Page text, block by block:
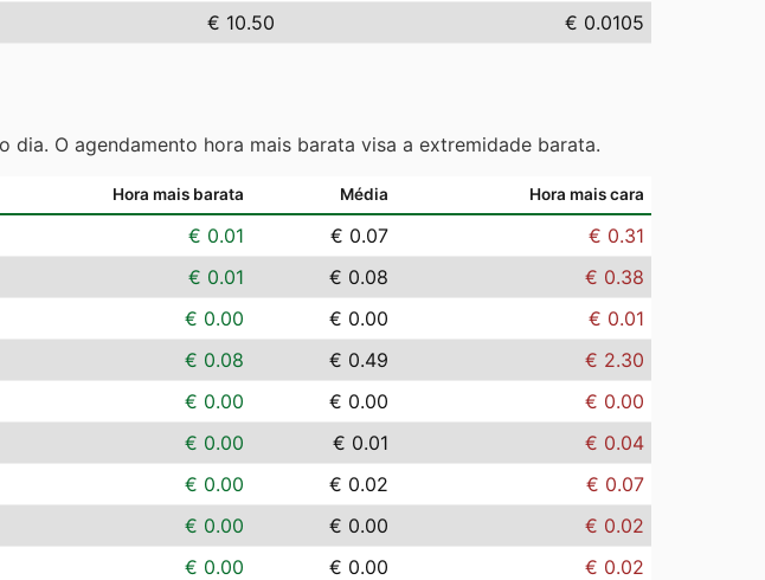
€ 10.50 € 0.0105
O agendamento hora mais barata visa a extremidade barata.
Hora mais barata Média Hora mais cara
€ 0.01 € 0.07
€ 0.31
€ 0.01 € 0.08
€ 0.38
€ 0.00 € 0.00
€ 0.01
€ 0.08 € 0.49
€ 2.30
€ 0.00 € 0.00
€ 0.00
€ 0.00 € 0.01
€ 0.04
€ 0.00 € 0.02
€ 0.07
€ 0.00 € 0.00
€ 0.02
€ 0.00 € 0.00
€ 0.02